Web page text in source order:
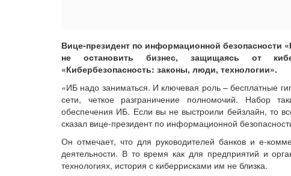
Вице-президент по информационной безопасности
не остановить бизнес, защищаясь от
«Кибербезопасность: законы, люди, технологии».
«ИБ надо заниматься. И ключевая роль – бесплатные
сети, четкое разграничение полномочий. Набор
обеспечения ИБ. Если вы не выстроили бейзлайн, то
сказал вице-президент по информационной
Он отмечает, что для руководителей банков и е-
деятельности. В то время как для предприятий и
технологиях, история с киберрисками им не близка.